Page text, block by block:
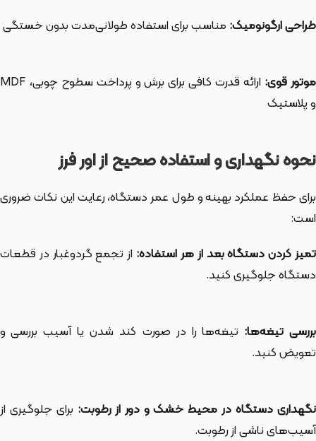
طراحی ارگونومیک: مناسب برای استفاده طولانی‌مدت بدون خستگی
موتور قوی:
ارائه قدرت کافی برای برش و پرداخت سطوح چوبی، MDF
و پلاستیک
نحوه نگهداری و استفاده صحیح از اور فرز
برای حفظ عملکرد بهینه و طول عمر دستگاه، رعایت این نکات ضروری
است:
تمیز کردن دستگاه بعد از هر استفاده: از تجمع گردوغبار در قطعات
دستگاه جلوگیری کنید.
بررسی تیغه‌ها: تیغه‌ها را در صورت کند شدن یا آسیب بررسی و
تعویض کنید.
نگهداری دستگاه در محیط خشک و دور از رطوبت: برای جلوگیری از
آسیب‌های ناشی از رطوبت.